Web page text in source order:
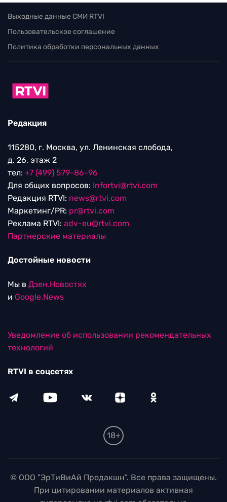
Выходные данные СМИ RTVI
Пользовательское соглашение
Политика обработки персональных данных
Редакция
115280, г. Москва, ул. Ленинская слобода,
д. 26, этаж 2
тел: +7 (499) 579-86-96
Для общих вопросов: Infortvi@rtvi.com
Редакция RTVI: news@rtvi.com
Маркетинг/PR: pr@rtvi.com
Реклама RTVI: adv-eu@rtvi.com
Партнерские материалы
Достойные новости
Мы в Дзен.Новостях
и Google.News
Уведомление об использовании рекомендательных
технологий
RTVI в соцсетях
18+
© ООО "ЭрТиВиАй Продакшн". Все права защищены.
При цитировании материалов активная